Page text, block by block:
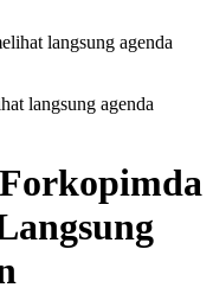
langsung agenda